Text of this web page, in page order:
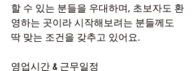
할 수 있는 분들을 우대하며, 초보자도 환
영하는 곳이라 시작해보려는 분들께도
딱 맞는 조건을 갖추고 있어요.
영업시간 & 근무일정